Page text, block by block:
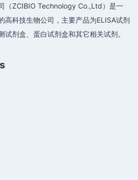
（ZCIBIO Technology Co.,Ltd）是一
高科技生物公司，主要产品为ELISA试剂
剂盒、蛋白试剂盒和其它相关试剂。